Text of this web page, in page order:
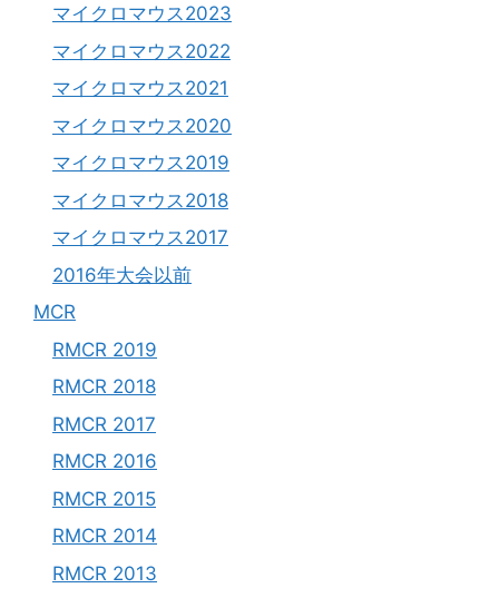
マイクロマウス2023
マイクロマウス2022
マイクロマウス2021
マイクロマウス2020
マイクロマウス2019
マイクロマウス2018
マイクロマウス2017
2016年大会以前
MCR
RMCR 2019
RMCR 2018
RMCR 2017
RMCR 2016
RMCR 2015
RMCR 2014
RMCR 2013